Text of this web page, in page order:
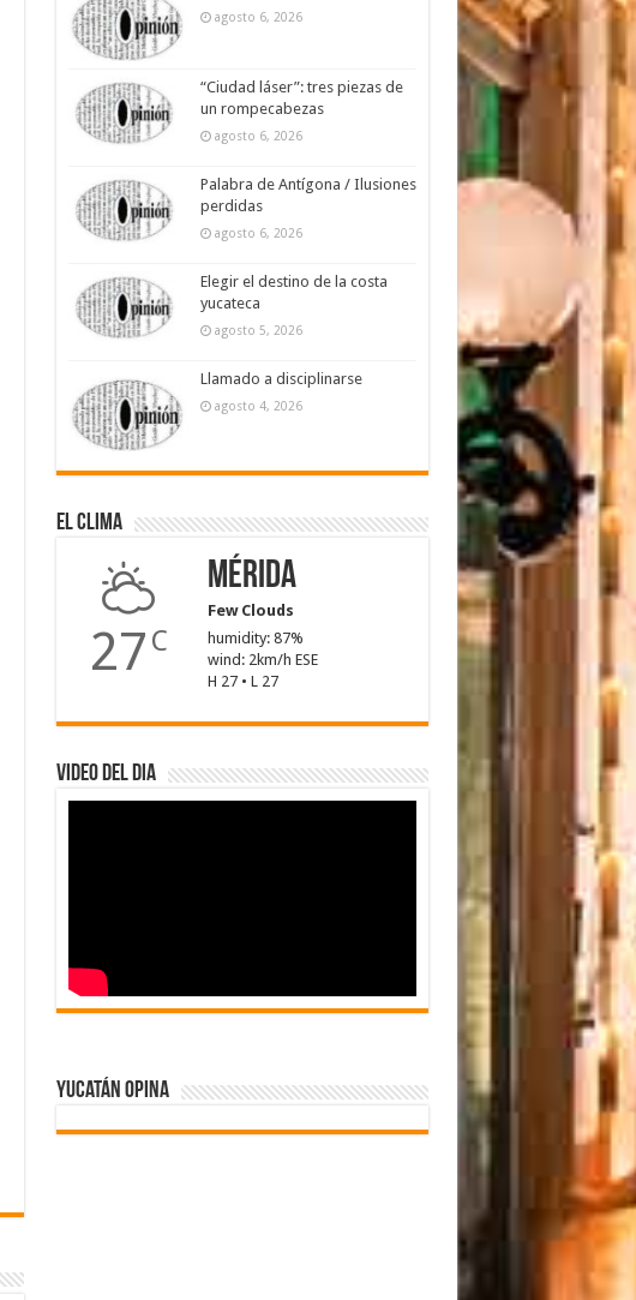
agosto 6, 2026
“Ciudad láser”: tres piezas de
un rompecabezas
agosto 6, 2026
Palabra de Antígona / Ilusiones
perdidas
agosto 6, 2026
Elegir el destino de la costa
yucateca
agosto 5, 2026
Llamado a disciplinarse
agosto 4, 2026
El Clima
27 C
Mérida
Few Clouds
humidity: 87%
wind: 2km/h ESE
H 27 • L 27
Video del dia
Yucatán Opina